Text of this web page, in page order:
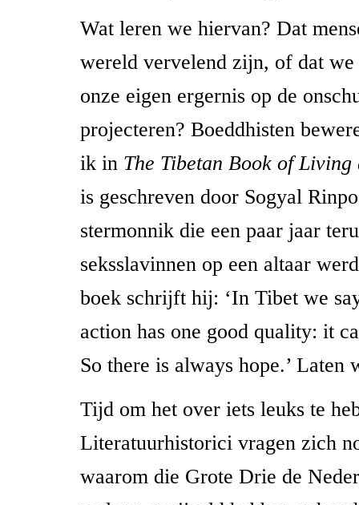
Wat leren we hiervan? Dat
wereld vervelend zijn, of dat
onze eigen ergernis op de
projecteren? Boeddhisten
ik in The Tibetan Book of
is geschreven door Sogyal
stermonnik die een paar jaar
seksslavinnen op een altaar
boek schrijft hij: ‘In Tibet we
action has one good quality: it
So there is always hope.’ Laten
Tijd om het over iets leuks te
Literatuurhistorici vragen zich
waarom die Grote Drie de